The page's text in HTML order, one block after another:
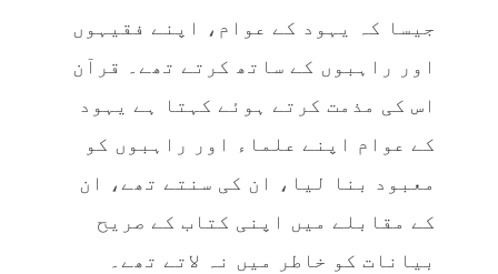
جیسا کہ یہود کے عوام، اپنے فقیہوں
اور راہبوں کے ساتھ کرتے تھے۔ قرآن
اس کی مذمت کرتے ہوئے کہتا ہے یہود
کے عوام اپنے علماء اور راہبوں کو
معبود بنا لیا، ان کی سنتے تھے، ان
کے مقابلے میں اپنی کتاب کے صریح
بیانات کو خاطر میں نہ لاتے تھے۔